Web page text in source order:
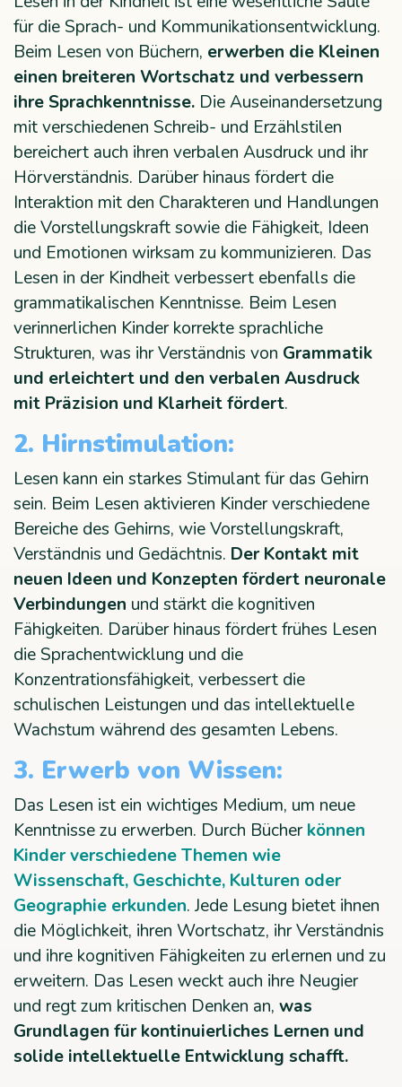
für die Sprach- und Kommunikationsentwicklung.
Beim Lesen von Büchern, erwerben die Kleinen
einen breiteren Wortschatz und verbessern
ihre Sprachkenntnisse. Die Auseinandersetzung
mit verschiedenen Schreib- und Erzählstilen
bereichert auch ihren verbalen Ausdruck und ihr
Hörverständnis. Darüber hinaus fördert die
Interaktion mit den Charakteren und Handlungen
die Vorstellungskraft sowie die Fähigkeit, Ideen
und Emotionen wirksam zu kommunizieren. Das
Lesen in der Kindheit verbessert ebenfalls die
grammatikalischen Kenntnisse. Beim Lesen
verinnerlichen Kinder korrekte sprachliche
Strukturen, was ihr Verständnis von Grammatik
und erleichtert und den verbalen Ausdruck
mit Präzision und Klarheit fördert.
2. Hirnstimulation:
Lesen kann ein starkes Stimulant für das Gehirn
sein. Beim Lesen aktivieren Kinder verschiedene
Bereiche des Gehirns, wie Vorstellungskraft,
Verständnis und Gedächtnis. Der Kontakt mit
neuen Ideen und Konzepten fördert neuronale
Verbindungen und stärkt die kognitiven
Fähigkeiten. Darüber hinaus fördert frühes Lesen
die Sprachentwicklung und die
Konzentrationsfähigkeit, verbessert die
schulischen Leistungen und das intellektuelle
Wachstum während des gesamten Lebens.
3. Erwerb von Wissen:
Das Lesen ist ein wichtiges Medium, um neue
Kenntnisse zu erwerben. Durch Bücherkönnen
Kinder verschiedene Themen wie
Wissenschaft, Geschichte, Kulturen oder
Geographie erkunden. Jede Lesung bietet ihnen
die Möglichkeit, ihren Wortschatz, ihr Verständnis
und ihre kognitiven Fähigkeiten zu erlernen und zu
erweitern. Das Lesen weckt auch ihre Neugier
und regt zum kritischen Denken an, was
Grundlagen für kontinuierliches Lernen und
solide intellektuelle Entwicklung schafft.